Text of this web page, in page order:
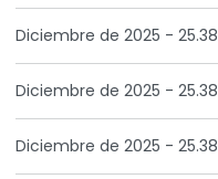
Diciembre de 2025 -
Diciembre de 2025 -
Diciembre de 2025 -